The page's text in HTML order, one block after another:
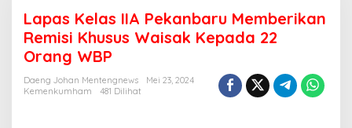
p
a
s
e
Lapas Kelas IIA Pekanbaru Memberikan
Remisi Khusus Waisak Kepada 22
Orang WBP
Daeng Johan Mentengnews
Mei 23, 2024
Kemenkumham
481 Dilihat